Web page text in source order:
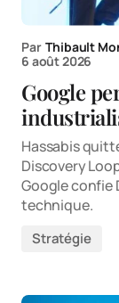
Par Thibault
6 août 2026
Google
Hassabis
Discovery
Google confie
technique.
Stratégie